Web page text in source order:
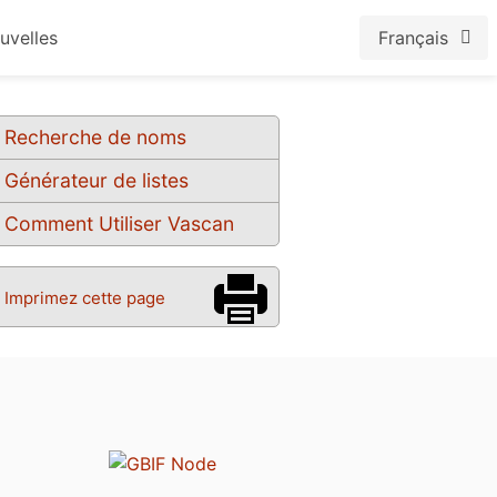
Français
Recherche de noms
Générateur de listes
Comment Utiliser Vascan
Imprimez cette page